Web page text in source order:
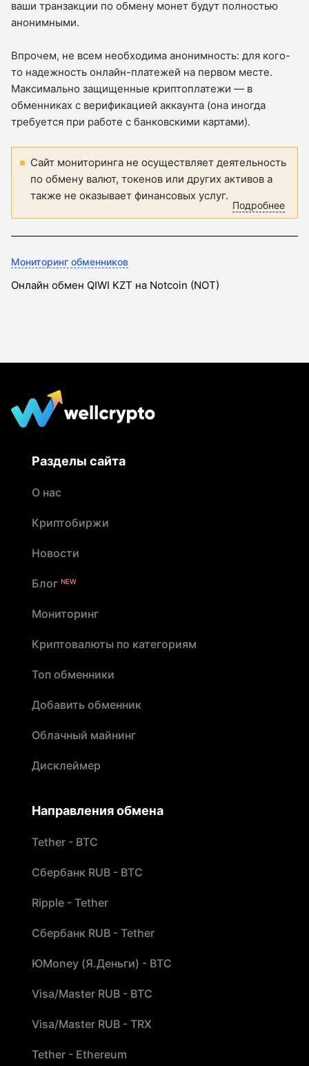
ваши транзакции по обмену монет будут полностью
анонимными.
Впрочем, не всем необходима анонимность: для кого-
то надежность онлайн-платежей на первом месте.
Максимально защищенные криптоплатежи — в
обменниках с верификацией аккаунта (она иногда
требуется при работе с банковскими картами).
Сайт мониторинга не осуществляет деятельность
по обмену валют, токенов или других активов а
также не оказывает финансовых услуг.
Подробнее
Мониторинг обменников
Онлайн обмен QIWI KZT на Notcoin (NOT)
Разделы сайта
О нас
Криптобиржи
Новости
Блог NEW
Мониторинг
Криптовалюты по категориям
Топ обменники
Добавить обменник
Облачный майнинг
Дисклеймер
Направления обмена
Tether - BTC
Сбербанк RUB - BTC
Ripple - Tether
Сбербанк RUB - Tether
ЮMoney (Я.Деньги) - BTC
Visa/Master RUB - BTC
Visa/Master RUB - TRX
Tether - Ethereum